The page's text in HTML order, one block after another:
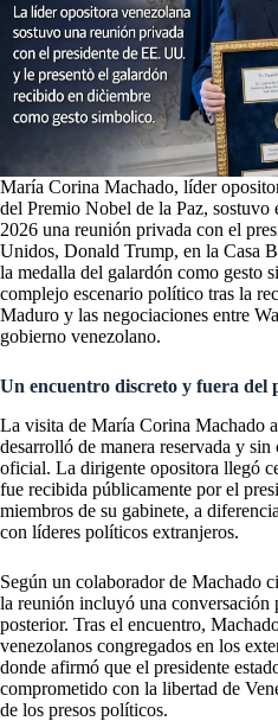
María Corina Machado, líder
del Premio Nobel de la Paz, sostuvo
2026 una reunión privada con el
Unidos, Donald Trump, en la Casa
la medalla del galardón como gesto
complejo escenario político tras la
Maduro y las negociaciones entre
gobierno venezolano.
Un encuentro discreto y fuera del
La visita de María Corina Machado
desarrolló de manera reservada y sin
oficial. La dirigente opositora llegó
fue recibida públicamente por el
miembros de su gabinete, a
con líderes políticos extranjeros.
Según un colaborador de Machado
la reunión incluyó una conversación
posterior. Tras el encuentro,
venezolanos congregados en los
donde afirmó que el presidente
comprometido con la libertad de
de los presos políticos.